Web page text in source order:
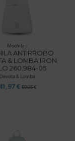
Mochilas
ANTIRROBO
& LOMBA IRON
260.984-05
Devota & Lomba
€ 59,95 €